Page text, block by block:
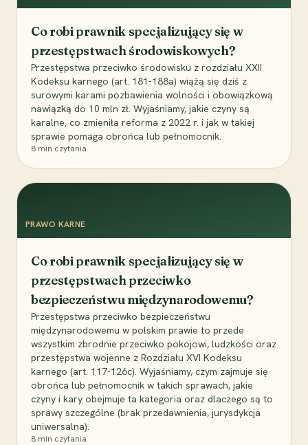
Co robi prawnik specjalizujący się w
przestępstwach środowiskowych?
Przestępstwa przeciwko środowisku z rozdziału XXII
Kodeksu karnego (art. 181-188a) wiążą się dziś z
surowymi karami pozbawienia wolności i obowiązkową
nawiązką do 10 mln zł. Wyjaśniamy, jakie czyny są
karalne, co zmieniła reforma z 2022 r. i jak w takiej
sprawie pomaga obrońca lub pełnomocnik.
8 min czytania
PRAWO KARNE
Co robi prawnik specjalizujący się w
przestępstwach przeciwko
bezpieczeństwu międzynarodowemu?
Przestępstwa przeciwko bezpieczeństwu
międzynarodowemu w polskim prawie to przede
wszystkim zbrodnie przeciwko pokojowi, ludzkości oraz
przestępstwa wojenne z Rozdziału XVI Kodeksu
karnego (art. 117-126c). Wyjaśniamy, czym zajmuje się
obrońca lub pełnomocnik w takich sprawach, jakie
czyny i kary obejmuje ta kategoria oraz dlaczego są to
sprawy szczególne (brak przedawnienia, jurysdykcja
uniwersalna).
8 min czytania